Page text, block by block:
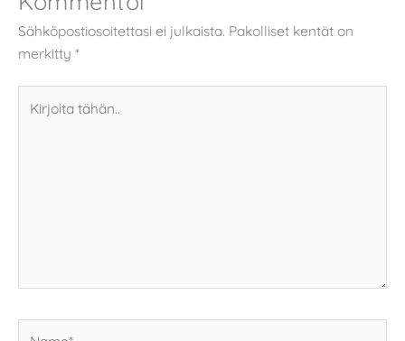
Sähköpostiosoitettasi ei julkaista. Pakolliset kentät on
merkitty *
tähän..